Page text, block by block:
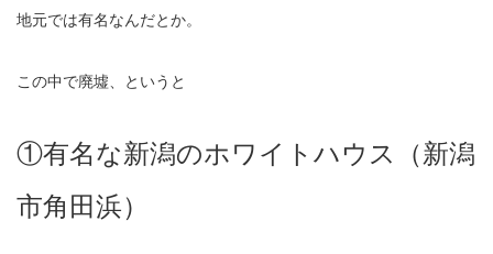
地元では有名なんだとか。
この中で廃墟、というと
①有名な新潟のホワイトハウス（新潟
市角田浜）